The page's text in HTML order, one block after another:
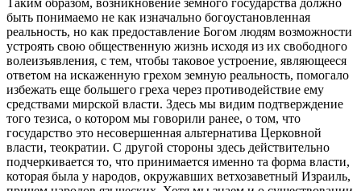
Таким образом, возникновение земного государства должно
быть понимаемо не как изначально богоустановленная
реальность, но как предоставление Богом людям возможности
устроять свою общественную жизнь исходя из их свободного
волеизъявления, с тем, чтобы таковое устроение, являющееся
ответом на искаженную грехом земную реальность, помогало
избежать еще большего греха через противодействие ему
средствами мирской власти. Здесь мы видим подтверждение
того тезиса, о котором мы говорили ранее, о том, что
государство это несовершенная альтернатива Церковной
власти, теократии. С другой стороны здесь действительно
подчеркивается то, что принимается именно та форма власти,
которая была у народов, окружавших ветхозаветный Израиль,